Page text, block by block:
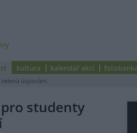
kultura kalendář akcí
zelená úsporám
studenty